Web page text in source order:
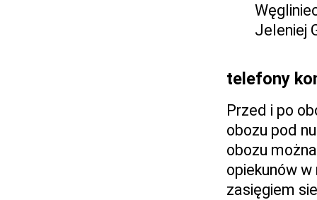
Jeleniej
telefony
Przed i po
obozu pod
obozu
opiekunów
zasięgiem